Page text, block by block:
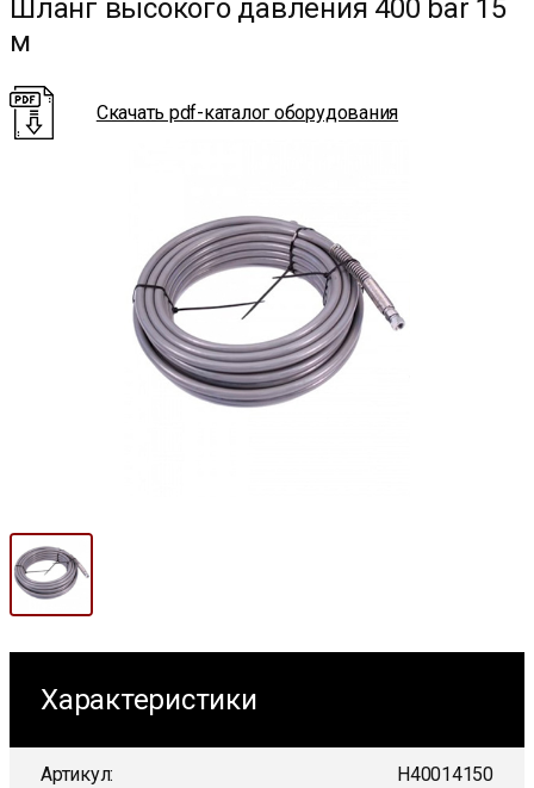
Шланг высокого давления 400 bar 15
м
Скачать pdf-каталог оборудования
Характеристики
Артикул: H40014150